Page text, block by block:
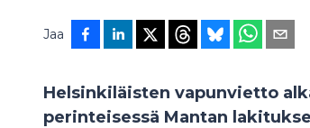
Jaa
Helsinkiläisten vapunvietto
perinteisessä Mantan